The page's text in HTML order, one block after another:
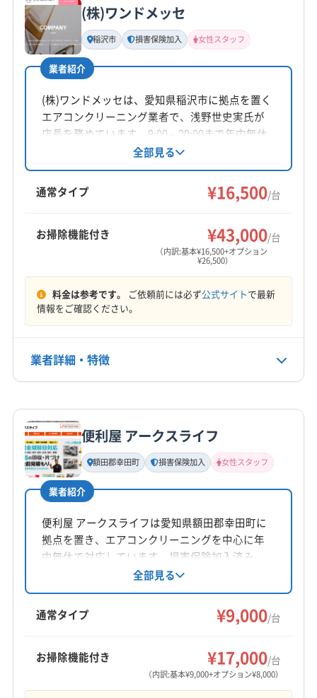
リ掃除とは訳が違います。道路や工場から出る
「油分」、畑からの「土ボコリ」、海からの「塩
分」、そして街全体の「湿気」。これらが混ざり合
った手強い汚れは、付け焼き刃の掃除では太刀
打ちできません。
むしろ、中途半端な洗浄やコーティングは、汚
もあります。
価格や広告だけで判断するのではなく、この地
域特有の汚れをきちんと理解し、その根本から
洗い流せる「技術力」を持った業者を選ぶこと。
参考データ
豊川放水路 - 土木学会
愛知県豊川市穂ノ原の法人一覧 - NAVITIME
【豊川市のガルバリウム鋼板屋根工事で錆び
に強い住まいへ】 | 参邑
周辺道路へ少なからず影響 - 東日新聞
【公式】セキュレアガーデン豊川八幡駅南｜愛
豊川稲荷 から【 近くて安い 】駐車場 - 特P
基本情報
代表者名
尾崎大二郎
所在地
愛知県名古屋市中区栄4-11-6 OMビル 4階
対応地域
みよし市 愛西市
稲沢市
岡崎市 刈谷市 岩倉市 犬山市
江南市
高浜市
春日井市 新城市
瀬戸市
津島市
田原市 半田市
尾張旭市
北名古屋市
名古屋市港区
名古屋市瑞穂区
名古屋市西区
名古屋市千種区
名古屋市中区
名古屋市中川区
名古屋市中村区
額田郡幸田町
西春日井郡豊山町
知多郡武豊町
(岐阜県) 岐阜市
(岐阜県) 多治見市
(岐阜県) 大垣市
定休日
不定休
050-3160-8421
(株)ワンドメッセ
稲沢市 損害保険加入 女性スタッフ
業者紹介
(株)ワンドメッセは、愛知県稲沢市に拠点を置く
エアコンクリーニング業者で、浅野世史実氏が
店長を務めています。9:00～20:00まで年中無休
で営業し、壁掛け型エアコンに対応。基本料金
は16,500円/台、お掃除機能付きは26,500円/台で
す。損害保険加入済みで、女性スタッフも在籍
しているため、安心して依頼できる点が特徴で
全部見る
通常タイプ ¥16,500/台
お掃除機能付き ¥43,000/台
（内訳:基本¥16,500+オプション
¥26,500）
料金は参考です。 ご依頼前には必ず公式サイトで最新
情報をご確認ください。
業者詳細・特徴
基本情報
代表者名
浅野世史実
所在地
愛知県稲沢市儀長3-117
対応地域
みよし市 愛西市
稲沢市
岡崎市 刈谷市 岩倉市 犬山市
江南市
高浜市
春日井市 瀬戸市
清須市
東海市
日進市 碧南市
豊橋市
北名古屋市
名古屋市港区
名古屋市守山区
名古屋市昭和区
名古屋市瑞穂区
9:00〜20:00
便利屋 アークスライフ
額田郡幸田町 損害保険加入 女性スタッフ
業者紹介
便利屋 アークスライフは愛知県額田郡幸田町に
拠点を置き、エアコンクリーニングを中心に年
中無休で対応しています。損害保険加入済み。
顧客満足度入選歴があります。お掃除機能付き
エアコンや室外機洗浄などオプションも充実。
女性スタッフ同行も可能です。
全部見る
通常タイプ ¥9,000/台
お掃除機能付き ¥17,000/台
（内訳:基本¥9,000+オプション¥8,000）